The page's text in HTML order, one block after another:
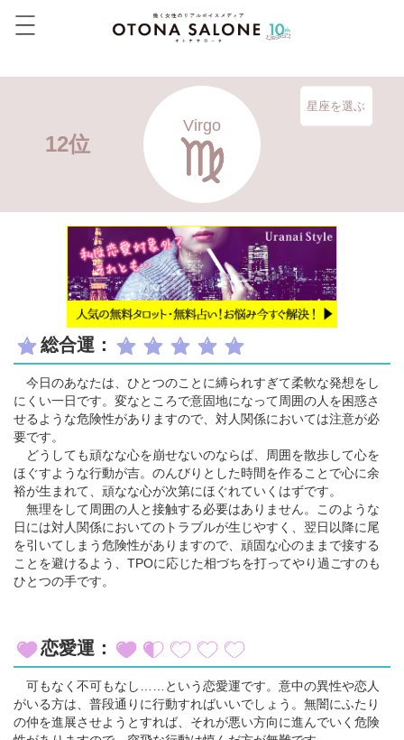
12位
Virgo
星座を選ぶ
総合運：
今日のあなたは、ひとつのことに縛られすぎて柔軟な発想をし
にくい一日です。変なところで意固地になって周囲の人を困惑さ
せるような危険性がありますので、対人関係においては注意が必
要です。
どうしても頑なな心を崩せないのならば、周囲を散歩して心を
ほぐすような行動が吉。のんびりとした時間を作ることで心に余
裕が生まれて、頑なな心が次第にほぐれていくはずです。
無理をして周囲の人と接触する必要はありません。このような
日には対人関係においてのトラブルが生じやすく、翌日以降に尾
を引いてしまう危険性がありますので、頑固な心のままで接する
ことを避けるよう、TPOに応じた相づちを打ってやり過ごすのも
ひとつの手です。
恋愛運：
可もなく不可もなし……という恋愛運です。意中の異性や恋人
がいる方は、普段通りに行動すればいいでしょう。無闇にふたり
の仲を進展させようとすれば、それが悪い方向に進んでいく危険